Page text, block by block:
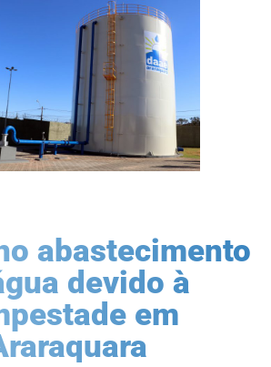
abastecimento
devido à
em